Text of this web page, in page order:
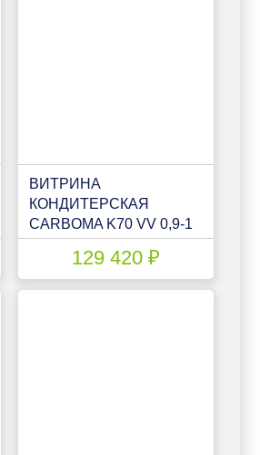
ВИТРИНА
КОНДИТЕРСКАЯ
CARBOMA K70 VV 0,9-1
ЛЮКС)(1801588P)
129 420 ₽